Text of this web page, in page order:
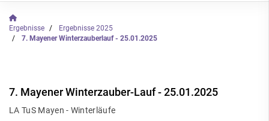
Ergebnisse
Ergebnisse 2025
7. Mayener Winterzauberlauf - 25.01.2025
7. Mayener Winterzauber-Lauf - 25.01.2025
LA TuS Mayen - Winterläufe